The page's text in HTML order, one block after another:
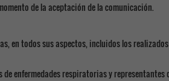
de la aceptación de la comunicación.
en todos sus aspectos, incluidos los
enfermedades respiratorias y representantes